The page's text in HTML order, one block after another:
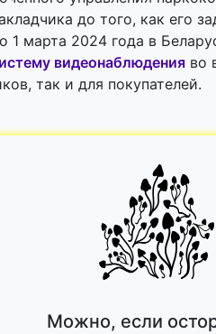
до того, как его
1 марта 2024 года в
видеонаблюдения во
так и для покупателей.
Можно, если